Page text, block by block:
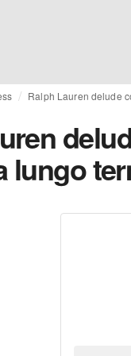
Ralph Lauren delude
lungo